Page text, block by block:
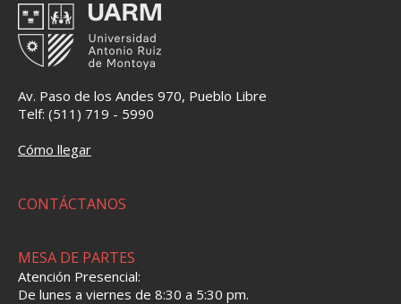
Av. Paso de los Andes 970, Pueblo Libre
Telf: (511) 719 - 5990
Cómo llegar
CONTÁCTANOS
MESA DE PARTES
Atención Presencial:
De lunes a viernes de 8:30 a 5:30 pm.